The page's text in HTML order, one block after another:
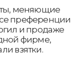
меняющие
преференции
и продаже
фирме,
взятки.